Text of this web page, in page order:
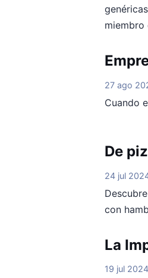
miembro
27 ago
Cuando
De
24 jul
con
La
19 jul 2024